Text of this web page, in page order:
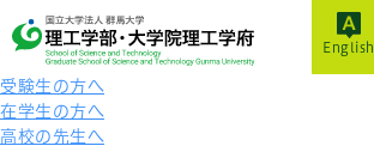
受験生の方へ
在学生の方へ
高校の先生へ
English